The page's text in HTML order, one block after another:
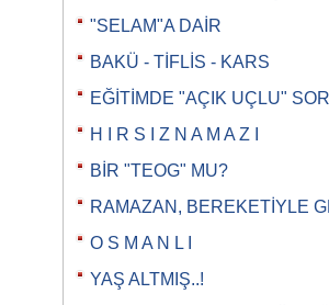
"SELAM"A DAİR
BAKÜ - TİFLİS - KARS
EĞİTİMDE "AÇIK UÇLU"
H I R S I Z N A M A Z I
BİR "TEOG" MU?
RAMAZAN, BEREKETİYLE
O S M A N L I
YAŞ ALTMIŞ..!